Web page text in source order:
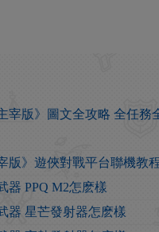
宰版》圖文全攻略 全任務
版》遊俠對戰平台聯機教
器 PPQ M2怎麽樣
器 星芒發射器怎麽樣